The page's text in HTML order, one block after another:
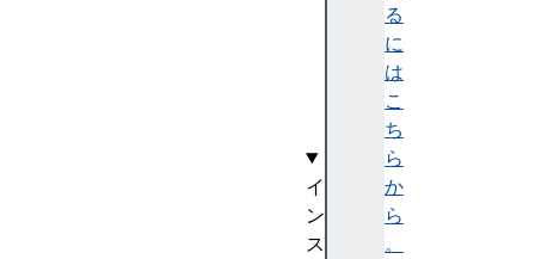
る
に
は
こ
ち
ら
か
ら
。
イ
ン
ス